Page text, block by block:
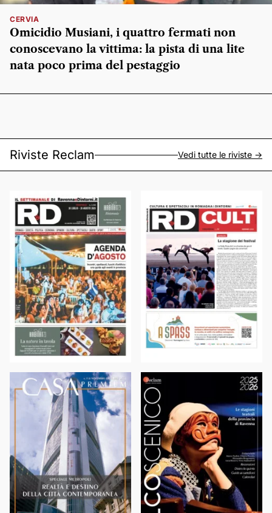
CERVIA
Omicidio Musiani, i quattro fermati non
conoscevano la vittima: la pista di una lite
nata poco prima del pestaggio
Riviste Reclam Vedi tutte le riviste ->